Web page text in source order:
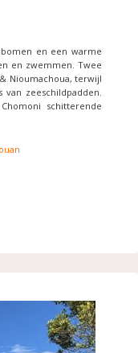
en een warme
en zwemmen. Twee
Nioumachoua, terwijl
zeeschildpadden.
schitterende